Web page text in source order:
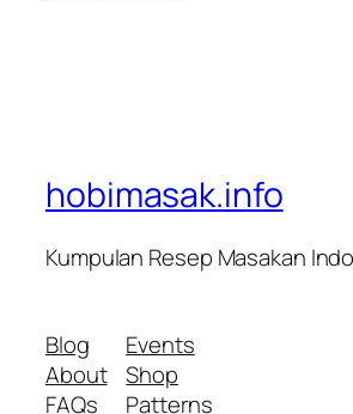
hobimasak.info
Kumpulan Resep Masakan
Blog
About
FAQs
Events
Shop
Patterns